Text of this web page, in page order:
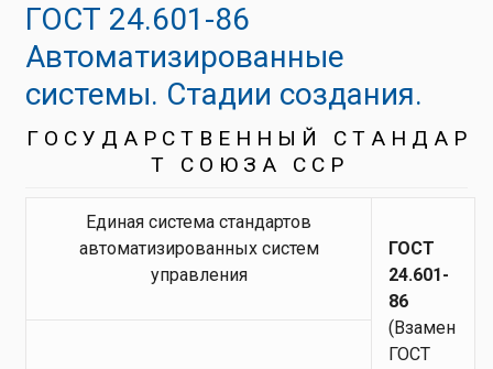
ГОСТ 24.601-86
Автоматизированные
системы. Стадии создания.
Г О С У Д А Р С Т В Е Н Н Ы Й С Т А Н Д А Р
Т С О Ю З А С С Р
Единая система стандартов
автоматизированных систем
управления
ГОСТ
24.601-
86
(Взамен
ГОСТ